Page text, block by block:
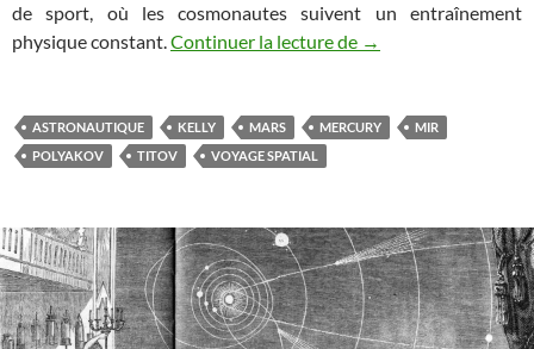
de sport, où les cosmonautes suivent un entraînement
physique constant.Continuer la lecture de Les Chroniques de
→
ASTRONAUTIQUE KELLY MARS MERCURY
MIR
POLYAKOV
TITOV VOYAGE SPATIAL